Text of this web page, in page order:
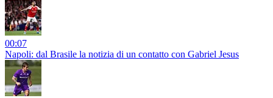
00:07
Napoli: dal Brasile la notizia di un contatto con Gabriel Jesus